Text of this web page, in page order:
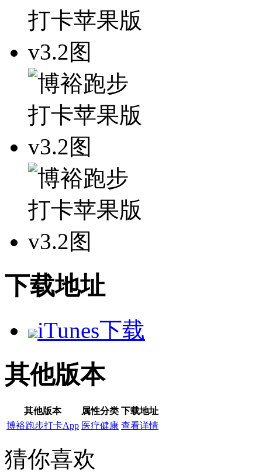
下载地址
iTunes下载
其他版本
其他版本 属性分类 下载地址
博裕跑步打卡App 医疗健康 查看详情
猜你喜欢